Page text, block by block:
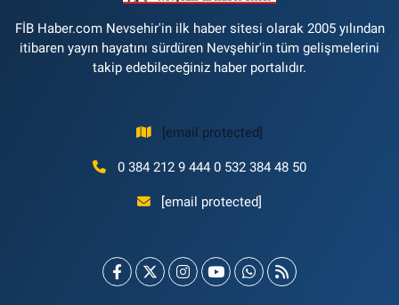
FİB Haber.com Nevsehir'in ilk haber sitesi olarak 2005 yılından
itibaren yayın hayatını sürdüren Nevşehir'in tüm gelişmelerini
takip edebileceğiniz haber portalıdır.
[email protected]
0 384 212 9 444 0 532 384 48 50
[email protected]